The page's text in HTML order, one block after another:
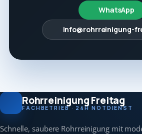
WhatsApp
info@rohrreinigung-
Rohrreinigung Freitag
FACHBETRIEB · 24H NOTDIENST
Schnelle, saubere Rohrreinigung mit